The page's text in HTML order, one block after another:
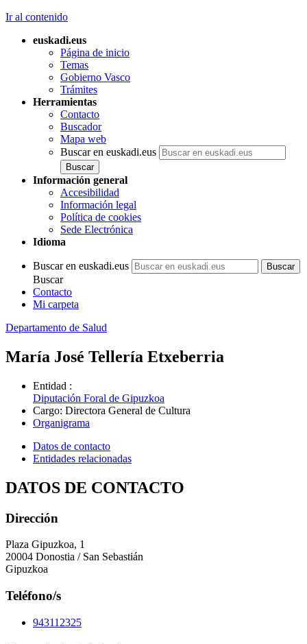
Ir al contenido
euskadi.eus
Página de inicio
Temas
Gobierno Vasco
Trámites
Herramientas
Contacto
Buscador
Mapa web
Buscar en euskadi.eus
Información general
Accesibilidad
Información legal
Política de cookies
Sede Electrónica
Idioma
Buscar en euskadi.eus
Buscar
Contacto
Mi carpeta
Departamento de Salud
María José Tellería Etxeberria
Entidad :
Diputación Foral de Gipuzkoa
Cargo: Directora General de Cultura
Organigrama
Datos de contacto
Entidades relacionadas
DATOS DE CONTACTO
Dirección
Plaza Gipuzkoa, 1
20004 Donostia / San Sebastián
Gipuzkoa
Teléfono/s
943112325